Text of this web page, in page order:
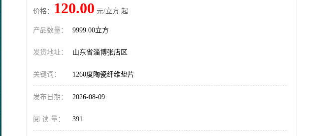
价格： 120.00 元/立方 起
产品数量： 9999.00立方
发货地址： 山东省淄博张店区
关键词： 1260度陶瓷纤维垫片
发布日期： 2026-08-09
阅 读 量： 391